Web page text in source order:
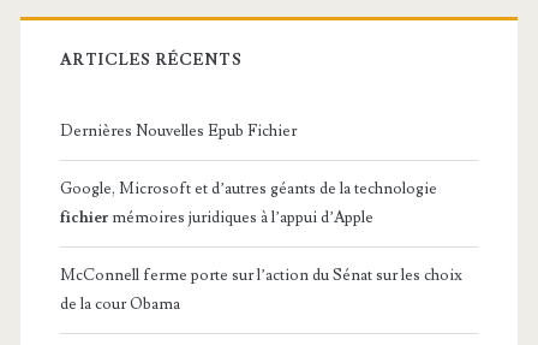
ARTICLES RÉCENTS
Dernières Nouvelles Epub Fichier
Google, Microsoft et d’autres géants de la technologie
fichier mémoires juridiques à l’appui d’Apple
McConnell ferme porte sur l’action du Sénat sur les choix
de la cour Obama